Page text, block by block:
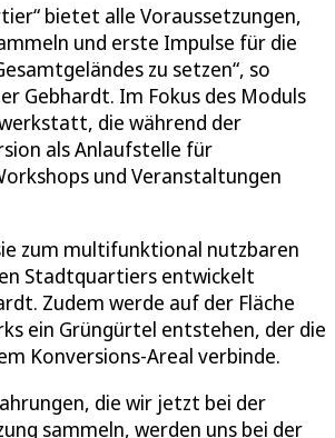
bietet alle Voraussetzungen,
und erste Impulse für die
zu setzen“, so
Gebhardt. Im Fokus des Moduls
die während der
als Anlaufstelle für
und Veranstaltungen
zum multifunktional nutzbaren
Stadtquartiers entwickelt
Zudem werde auf der Fläche
ein Grüngürtel entstehen, der die
Konversions-Areal verbinde.
die wir jetzt bei der
sammeln, werden uns bei der